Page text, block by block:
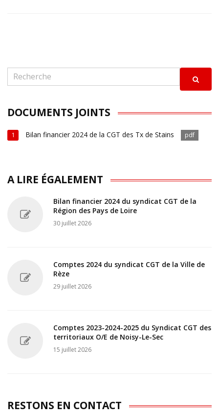
DOCUMENTS JOINTS
1 Bilan financier 2024 de la CGT des Tx de Stains pdf
A LIRE ÉGALEMENT
Bilan financier 2024 du syndicat CGT de la
Région des Pays de Loire
30 juillet 2026
Comptes 2024 du syndicat CGT de la Ville de
Rèze
29 juillet 2026
Comptes 2023-2024-2025 du Syndicat CGT des
territoriaux O/E de Noisy-Le-Sec
15 juillet 2026
RESTONS EN CONTACT